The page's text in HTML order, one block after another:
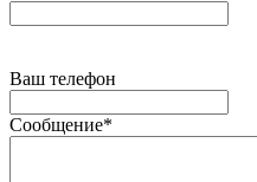
Ваш телефон
Сообщение*